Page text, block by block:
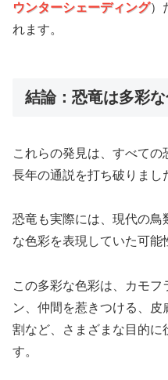
ウンターシェーディング）
れます。
結論：恐竜は多彩
これらの発見は、すべての
長年の通説を打ち破りまし
恐竜も実際には、現代の
な色彩を表現していた可能
この多彩な色彩は、カモフ
ン、仲間を惹きつける、
割など、さまざまな目的に
す。